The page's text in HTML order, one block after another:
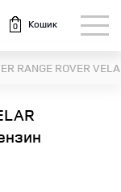
0 Кошик
RANGE ROVER